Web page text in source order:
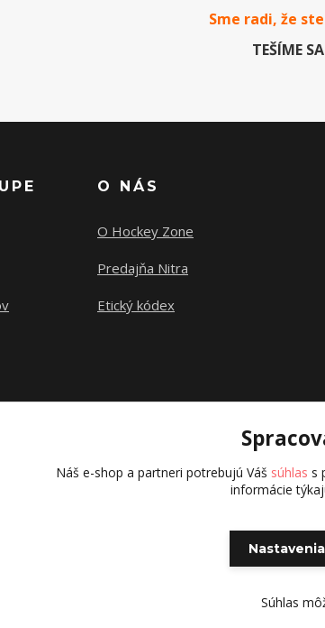
Sme radi, že
TEŠÍME
O NÁS
O Hockey Zone
Predajňa Nitra
Etický kódex
Copyright ©
Vytvorené na
Náš e-shop a partneri potrebujú Váš súhlas s
informácie
Nastavenia
Súhlas